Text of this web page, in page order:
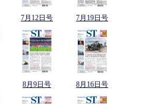
7月12日号 7月19日号
8月9日号 8月16日号